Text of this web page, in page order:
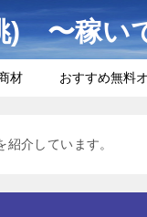
) 〜稼い
材 おすすめ無料
介しています。